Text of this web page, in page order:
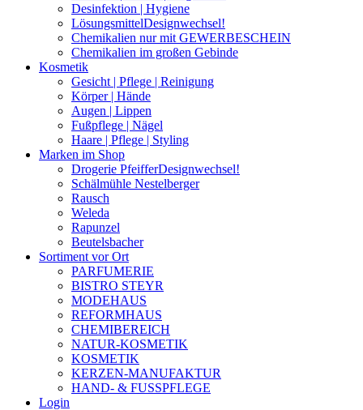
Desinfektion | Hygiene
LösungsmittelDesignwechsel!
Chemikalien nur mit GEWERBESCHEIN
Chemikalien im großen Gebinde
Kosmetik
Gesicht | Pflege | Reinigung
Körper | Hände
Augen | Lippen
Fußpflege | Nägel
Haare | Pflege | Styling
Marken im Shop
Drogerie PfeifferDesignwechsel!
Schälmühle Nestelberger
Rausch
Weleda
Rapunzel
Beutelsbacher
Sortiment vor Ort
PARFUMERIE
BISTRO STEYR
MODEHAUS
REFORMHAUS
CHEMIBEREICH
NATUR-KOSMETIK
KOSMETIK
KERZEN-MANUFAKTUR
HAND- & FUSSPFLEGE
Login